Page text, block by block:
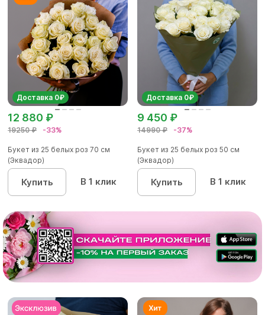
Доставка 0₽
19250 ₽ -33%
12 880 ₽
Букет из 25 белых роз 70 см
(Эквадор)
Купить В 1 клик
Доставка 0₽
14990 ₽ -37%
9 450 ₽
Букет из 25 белых роз 50 см
(Эквадор)
Купить В 1 клик